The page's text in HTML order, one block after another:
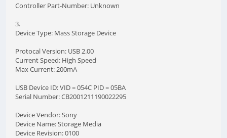
Controller Part-Number: Unknown
3.
Device Type: Mass Storage Device
Protocal Version: USB 2.00
Current Speed: High Speed
Max Current: 200mA
USB Device ID: VID = 054C PID = 05BA
Serial Number: CB2001211190022295
Device Vendor: Sony
Device Name: Storage Media
Device Revision: 0100